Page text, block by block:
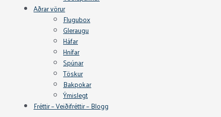
Aðrar vörur
Flugubox
Gleraugu
Háfar
Hnífar
Spúnar
Töskur
Bakpokar
Ýmislegt
Fréttir – Veiðifréttir – Blogg